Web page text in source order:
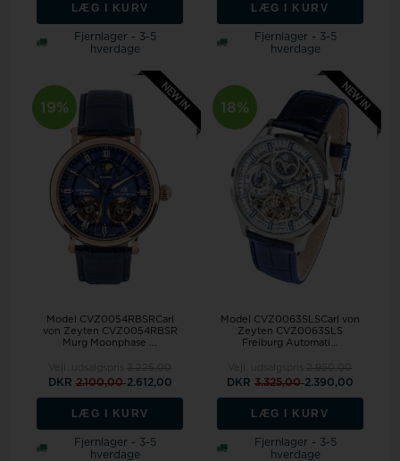
LÆG I KURV
Fjernlager - 3-5
hverdage
LÆG I KURV
Fjernlager - 3-5
hverdage
19%
Model CVZ0054RBSRCarl
von Zeyten CVZ0054RBSR
Murg Moonphase ...
DKR 2.100,002.612,00
LÆG I KURV
Fjernlager - 3-5
hverdage
18%
Model CVZ0063SLSCarl von
Zeyten CVZ0063SLS
Freiburg Automati...
DKR 3.325,002.390,00
LÆG I KURV
Fjernlager - 3-5
hverdage